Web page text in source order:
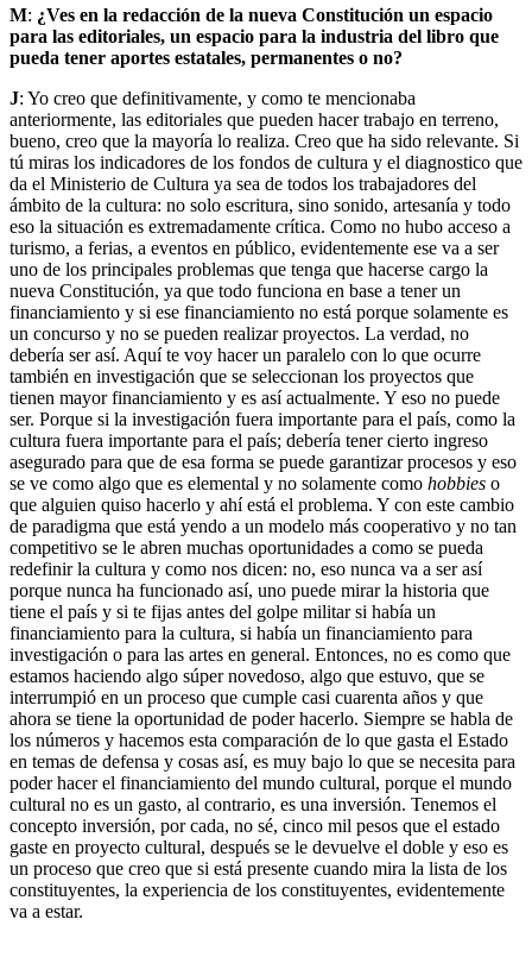
M: ¿Ves en la redacción de la nueva Constitución un espacio
para las editoriales, un espacio para la industria del libro que
pueda tener aportes estatales, permanentes o no?
J: Yo creo que definitivamente, y como te mencionaba
anteriormente, las editoriales que pueden hacer trabajo en terreno,
bueno, creo que la mayoría lo realiza. Creo que ha sido relevante. Si
tú miras los indicadores de los fondos de cultura y el diagnostico que
da el Ministerio de Cultura ya sea de todos los trabajadores del
ámbito de la cultura: no solo escritura, sino sonido, artesanía y todo
eso la situación es extremadamente crítica. Como no hubo acceso a
turismo, a ferias, a eventos en público, evidentemente ese va a ser
uno de los principales problemas que tenga que hacerse cargo la
nueva Constitución, ya que todo funciona en base a tener un
financiamiento y si ese financiamiento no está porque solamente es
un concurso y no se pueden realizar proyectos. La verdad, no
debería ser así. Aquí te voy hacer un paralelo con lo que ocurre
también en investigación que se seleccionan los proyectos que
tienen mayor financiamiento y es así actualmente. Y eso no puede
ser. Porque si la investigación fuera importante para el país, como la
cultura fuera importante para el país; debería tener cierto ingreso
asegurado para que de esa forma se puede garantizar procesos y eso
se ve como algo que es elemental y no solamente como hobbies o
que alguien quiso hacerlo y ahí está el problema. Y con este cambio
de paradigma que está yendo a un modelo más cooperativo y no tan
competitivo se le abren muchas oportunidades a como se pueda
redefinir la cultura y como nos dicen: no, eso nunca va a ser así
porque nunca ha funcionado así, uno puede mirar la historia que
tiene el país y si te fijas antes del golpe militar si había un
financiamiento para la cultura, si había un financiamiento para
investigación o para las artes en general. Entonces, no es como que
estamos haciendo algo súper novedoso, algo que estuvo, que se
interrumpió en un proceso que cumple casi cuarenta años y que
ahora se tiene la oportunidad de poder hacerlo. Siempre se habla de
los números y hacemos esta comparación de lo que gasta el Estado
en temas de defensa y cosas así, es muy bajo lo que se necesita para
poder hacer el financiamiento del mundo cultural, porque el mundo
cultural no es un gasto, al contrario, es una inversión. Tenemos el
concepto inversión, por cada, no sé, cinco mil pesos que el estado
gaste en proyecto cultural, después se le devuelve el doble y eso es
un proceso que creo que si está presente cuando mira la lista de los
constituyentes, la experiencia de los constituyentes, evidentemente
va a estar.